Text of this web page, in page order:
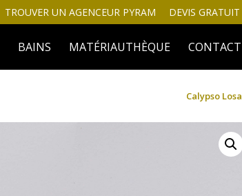
TROUVER UN AGENCEUR PYRAM DEVIS GRATUIT
BAINS MATÉRIAUTHÈQUE CONTACT
Calypso Losa